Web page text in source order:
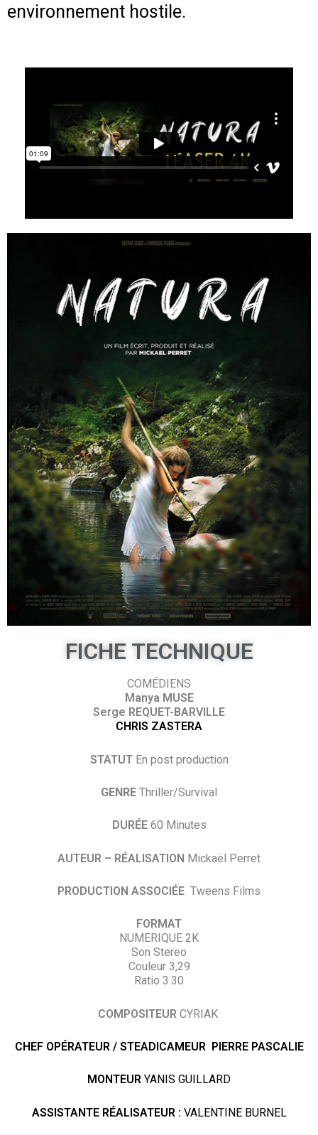
environnement hostile.
FICHE TECHNIQUE
COMÉDIENS
Manya MUSE
Serge REQUET-BARVILLE
CHRIS ZASTERA
STATUTEn post production
GENRE Thriller/Survival
DURÉE60 Minutes
AUTEUR – RÉALISATION Mickaël Perret
PRODUCTION ASSOCIÉE Tweens Films
FORMAT
NUMERIQUE 2K
Son Stereo
Couleur 3,29
Ratio 3.30
COMPOSITEUR CYRIAK
CHEF OPÉRATEUR / STEADICAMEUR PIERRE PASCALIE
MONTEUR YANIS GUILLARD
ASSISTANTE RÉALISATEUR : VALENTINE BURNEL